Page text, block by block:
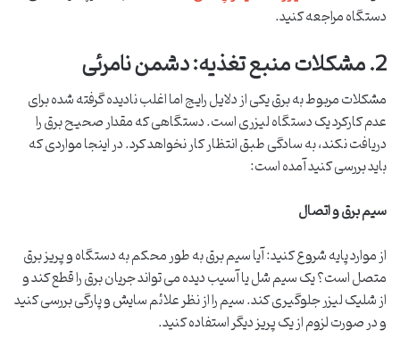
دستگاه مراجعه کنید.
2. مشکلات منبع تغذیه: دشمن نامرئی
مشکلات مربوط به برق یکی از دلایل رایج اما اغلب نادیده گرفته شده برای
عدم کارکرد یک دستگاه لیزری است. دستگاهی که مقدار صحیح برق را
دریافت نکند، به سادگی طبق انتظار کار نخواهد کرد. در اینجا مواردی که
باید بررسی کنید آمده است:
سیم برق و اتصال
از موارد پایه شروع کنید: آیا سیم برق به طور محکم به دستگاه و پریز برق
متصل است؟ یک سیم شل یا آسیب دیده می تواند جریان برق را قطع کند و
از شلیک لیزر جلوگیری کند. سیم را از نظر علائم سایش و پارگی بررسی کنید
و در صورت لزوم از یک پریز دیگر استفاده کنید.